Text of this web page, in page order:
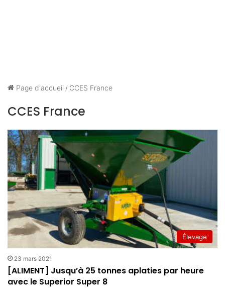
Page d'accueil / CCES France
CCES France
Élevage
23 mars 2021
[ALIMENT] Jusqu’à 25 tonnes aplaties par heure
avec le Superior Super 8